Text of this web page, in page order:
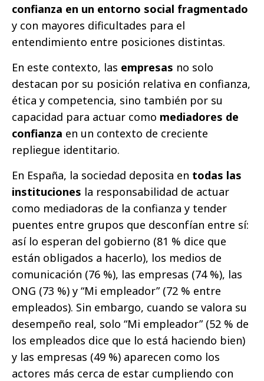
confianza en un entorno social fragmentado
y con mayores dificultades para el
entendimiento entre posiciones distintas.
En este contexto, las empresas no solo
destacan por su posición relativa en confianza,
ética y competencia, sino también por su
capacidad para actuar como mediadores de
confianza en un contexto de creciente
repliegue identitario.
En España, la sociedad deposita en todas las
instituciones la responsabilidad de actuar
como mediadoras de la confianza y tender
puentes entre grupos que desconfían entre sí:
así lo esperan del gobierno (81 % dice que
están obligados a hacerlo), los medios de
comunicación (76 %), las empresas (74 %), las
ONG (73 %) y “Mi empleador” (72 % entre
empleados). Sin embargo, cuando se valora su
desempeño real, solo “Mi empleador” (52 % de
los empleados dice que lo está haciendo bien)
y las empresas (49 %) aparecen como los
actores más cerca de estar cumpliendo con